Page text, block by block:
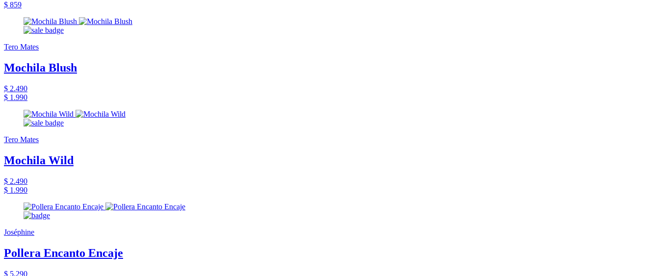
$ 859
Tero Mates
Mochila Blush
$ 2.490
$ 1.990
Tero Mates
Mochila Wild
$ 2.490
$ 1.990
Joséphine
Pollera Encanto Encaje
$ 5.290